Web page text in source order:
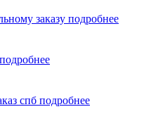
заказу подробнее
подробнее
спб подробнее